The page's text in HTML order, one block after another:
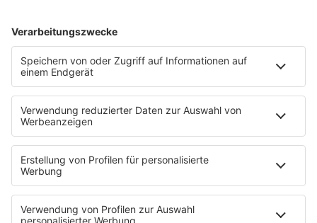
Live & Laut
Story
Fakten
FUN
PODCAST
App